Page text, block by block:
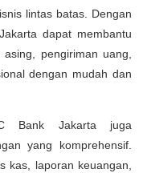
lintas batas. Dengan
dapat membantu
pengiriman uang,
dengan mudah dan
Bank Jakarta juga
yang komprehensif.
kas, laporan keuangan,